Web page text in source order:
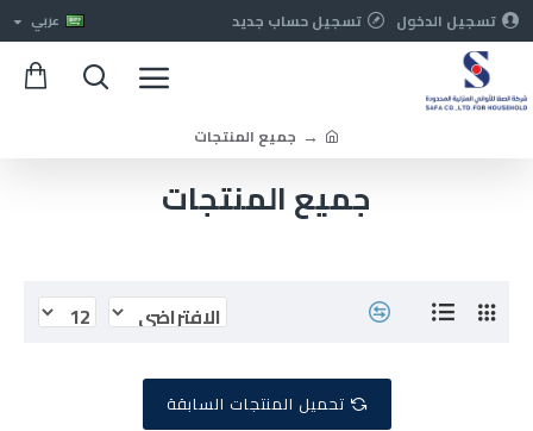
تسجيل الدخول تسجيل حساب جديد عربي
جميع المنتجات
جميع المنتجات
تحميل المنتجات السابقة